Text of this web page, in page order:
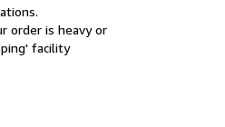
order is heavy or
facility